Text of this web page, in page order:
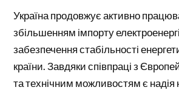
Україна продовжує активно
збільшенням імпорту
забезпечення стабільності
країни. Завдяки співпраці з
та технічним можливостям є